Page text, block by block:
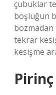
çubuklar
boşluğun
bozmadan
tekrar
kesişme
Pirinç